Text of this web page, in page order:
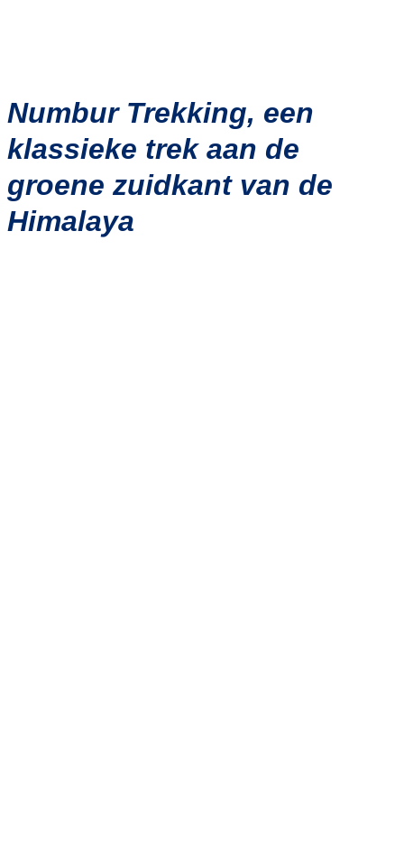
Numbur Trekking, een
klassieke trek aan de
groene zuidkant van de
Himalaya